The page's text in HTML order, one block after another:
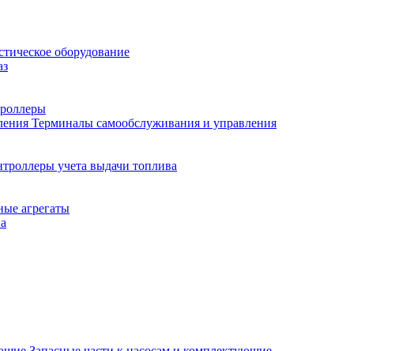
оборудование
Терминалы самообслуживания и управления
учета выдачи топлива
агрегаты